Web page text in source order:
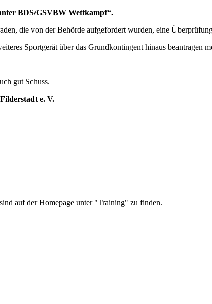
BDS/GSVBW Wettkampf“.
die von der Behörde aufgefordert wurden, eine
Sportgerät über das Grundkontingent hinaus beantragen
gut Schuss.
e. V.
auf der Homepage unter "Training" zu finden.